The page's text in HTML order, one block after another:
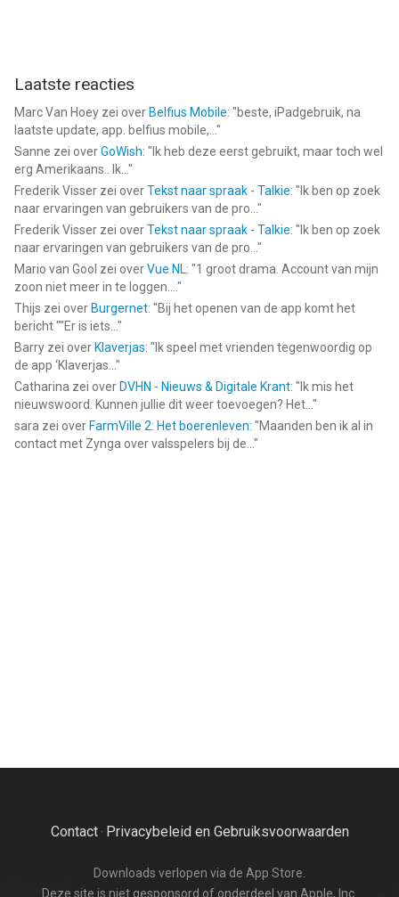
Laatste reacties
Marc Van Hoey zei over Belfius Mobile: "beste, iPadgebruik, na
laatste update, app. belfius mobile,... "
Sanne zei overGoWish: " Ik heb deze eerst gebruikt, maar toch wel
erg Amerikaans.. Ik... "
Frederik Visser zei overTekst naar spraak - Talkie: " Ik ben op zoek
naar ervaringen van gebruikers van de pro... "
Frederik Visser zei overTekst naar spraak - Talkie: " Ik ben op zoek
naar ervaringen van gebruikers van de pro... "
Mario van Gool zei overVue NL: "1 groot drama. Account van mijn
zoon niet meer in te loggen.... "
Thijs zei over Burgernet: "Bij het openen van de app komt het
bericht ""Er is iets... "
Barry zei over Klaverjas: " Ik speel met vrienden tegenwoordig op
de app ‘Klaverjas... "
Catharina zei over DVHN - Nieuws & Digitale Krant: " Ik mis het
nieuwswoord. Kunnen jullie dit weer toevoegen? Het... "
sara zei over FarmVille 2: Het boerenleven: "Maanden ben ik al in
contact met Zynga over valsspelers bij de... "
Contact· Privacybeleid en Gebruiksvoorwaarden
Downloads verlopen via de App Store.
Deze site is niet gesponsord of onderdeel van Apple, Inc.